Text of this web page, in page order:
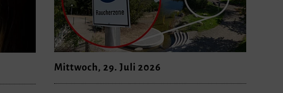
Mittwoch, 29. Juli 2026